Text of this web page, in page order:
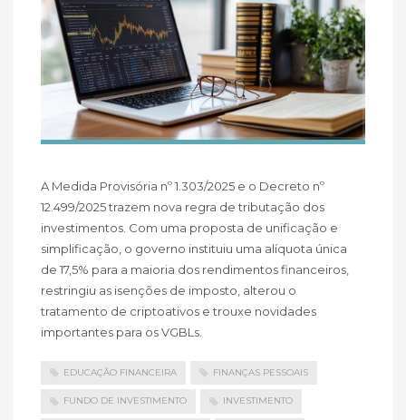
A Medida Provisória nº 1.303/2025 e o Decreto nº
12.499/2025 trazem nova regra de tributação dos
investimentos. Com uma proposta de unificação e
simplificação, o governo instituiu uma alíquota única
de 17,5% para a maioria dos rendimentos financeiros,
restringiu as isenções de imposto, alterou o
tratamento de criptoativos e trouxe novidades
importantes para os VGBLs.
EDUCAÇÃO FINANCEIRA FINANÇAS PESSOAIS
FUNDO DE INVESTIMENTO INVESTIMENTO